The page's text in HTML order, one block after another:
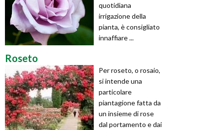
quotidiana
irrigazione della
pianta, è consigliato
innaffiare ...
Roseto
Per roseto, o rosaio,
si intende una
particolare
piantagione fatta da
un insieme di rose
dal portamento e dai